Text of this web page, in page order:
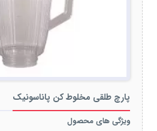
پارچ طلقی مخلوط کن پاناسونیک
ویژگی های محصول